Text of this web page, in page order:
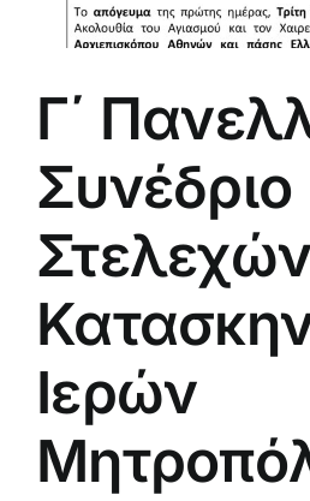
Γ΄
Συνέδριο
Στελεχών
Ιερών